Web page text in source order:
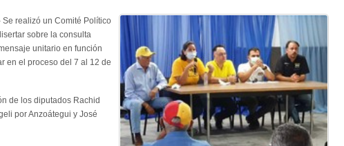
realizó un Comité Político
sobre la consulta
unitario en función
en el proceso del 7 al 12 de
de los diputados Rachid
por Anzoátegui y José